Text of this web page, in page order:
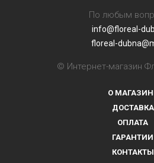
По любым
info@floreal-
floreal-
© Интернет-магазин
О
ДОСТАВКА
ОПЛАТА
ГАРАНТИИ
КОНТАКТЫ